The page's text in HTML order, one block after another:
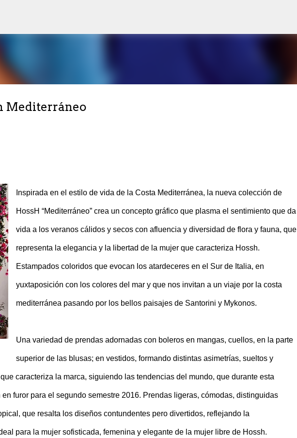
Mediterráneo
Inspirada en el estilo de vida de la Costa Mediterránea, la nueva colección de
HossH “Mediterráneo” crea un concepto gráfico que plasma el sentimiento que da
vida a los veranos cálidos y secos con afluencia y diversidad de flora y fauna, que
representa la elegancia y la libertad de la mujer que caracteriza Hossh.
Estampados coloridos que evocan los atardeceres en el Sur de Italia, en
yuxtaposición con los colores del mar y que nos invitan a un viaje por la costa
mediterránea pasando por los bellos paisajes de Santorini y Mykonos.
Una variedad de prendas adornadas con boleros en mangas, cuellos, en la parte
superior de las blusas; en vestidos, formando distintas asimetrías, sueltos y
caracteriza la marca, siguiendo las tendencias del mundo, que durante esta
furor para el segundo semestre 2016. Prendas ligeras, cómodas, distinguidas
que resalta los diseños contundentes pero divertidos, reflejando la
para la mujer sofisticada, femenina y elegante de la mujer libre de Hossh.